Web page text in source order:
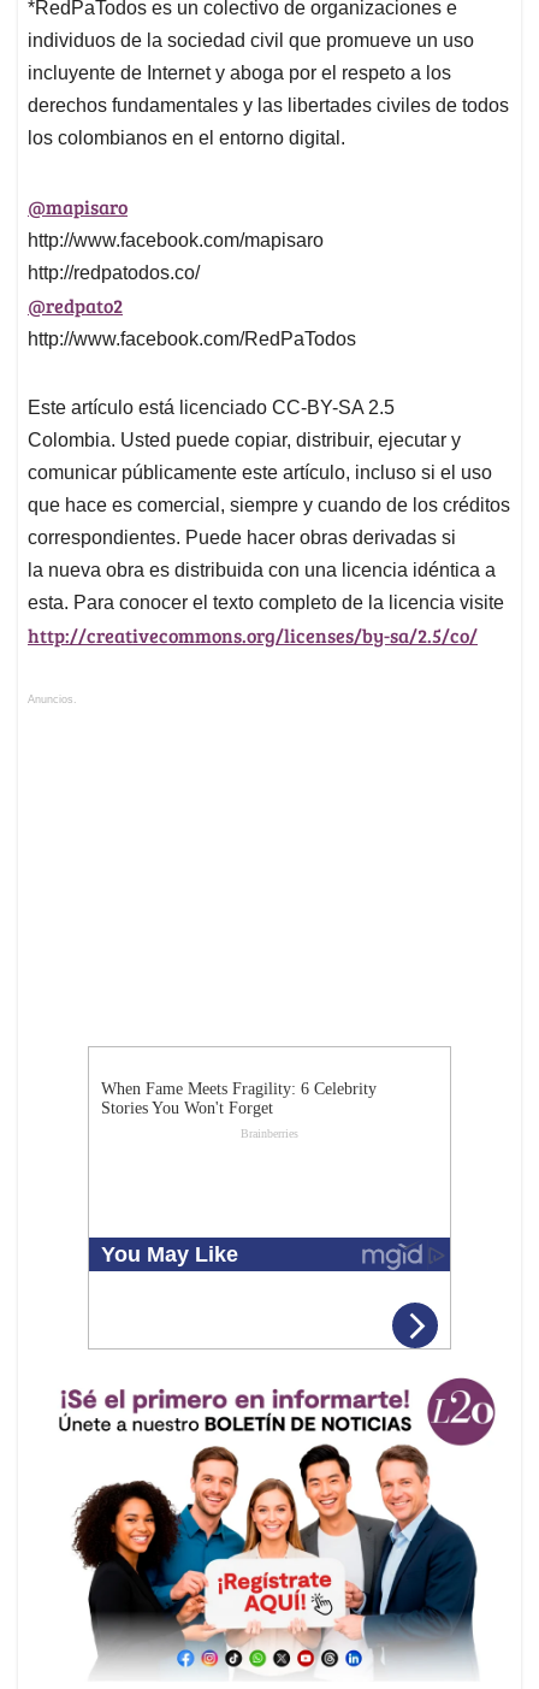
*RedPaTodos es un colectivo de organizaciones e
individuos de la sociedad civil que promueve un uso
incluyente de Internet y aboga por el respeto a los
derechos fundamentales y las libertades civiles de todos
los colombianos en el entorno digital.
@mapisaro
http://www.facebook.com/mapisaro
http://redpatodos.co/
@redpato2
http://www.facebook.com/RedPaTodos
Este artículo está licenciado CC-BY-SA 2.5
Colombia. Usted puede copiar, distribuir, ejecutar y
comunicar públicamente este artículo, incluso si el uso
que hace es comercial, siempre y cuando de los créditos
correspondientes. Puede hacer obras derivadas si
la nueva obra es distribuida con una licencia idéntica a
esta. Para conocer el texto completo de la licencia visite
http://creativecommons.org/licenses/by-sa/2.5/co/
Anuncios.